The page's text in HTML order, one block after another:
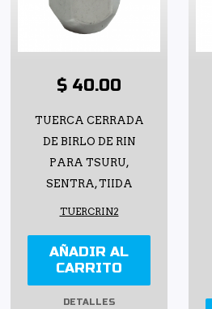
$ 40.00
TUERCA CERRADA
DE BIRLO DE RIN
PARA TSURU,
SENTRA, TIIDA
TUERCRIN2
AÑADIR AL
CARRITO
DETALLES